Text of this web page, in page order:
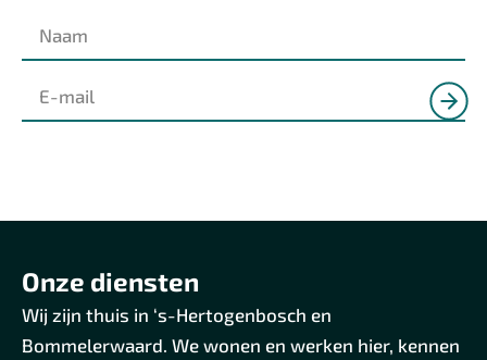
Onze diensten
Wij zijn thuis in ‘s-Hertogenbosch en
Bommelerwaard. We wonen en werken hier, kennen